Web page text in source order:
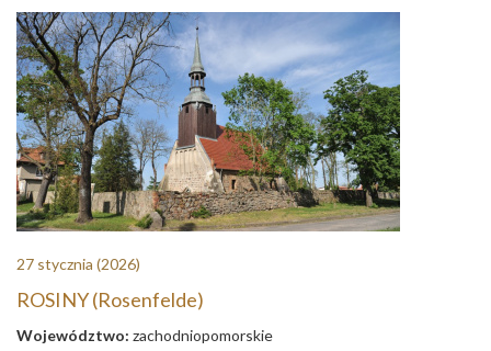
27 stycznia (2026)
ROSINY (Rosenfelde)
Województwo: zachodniopomorskie